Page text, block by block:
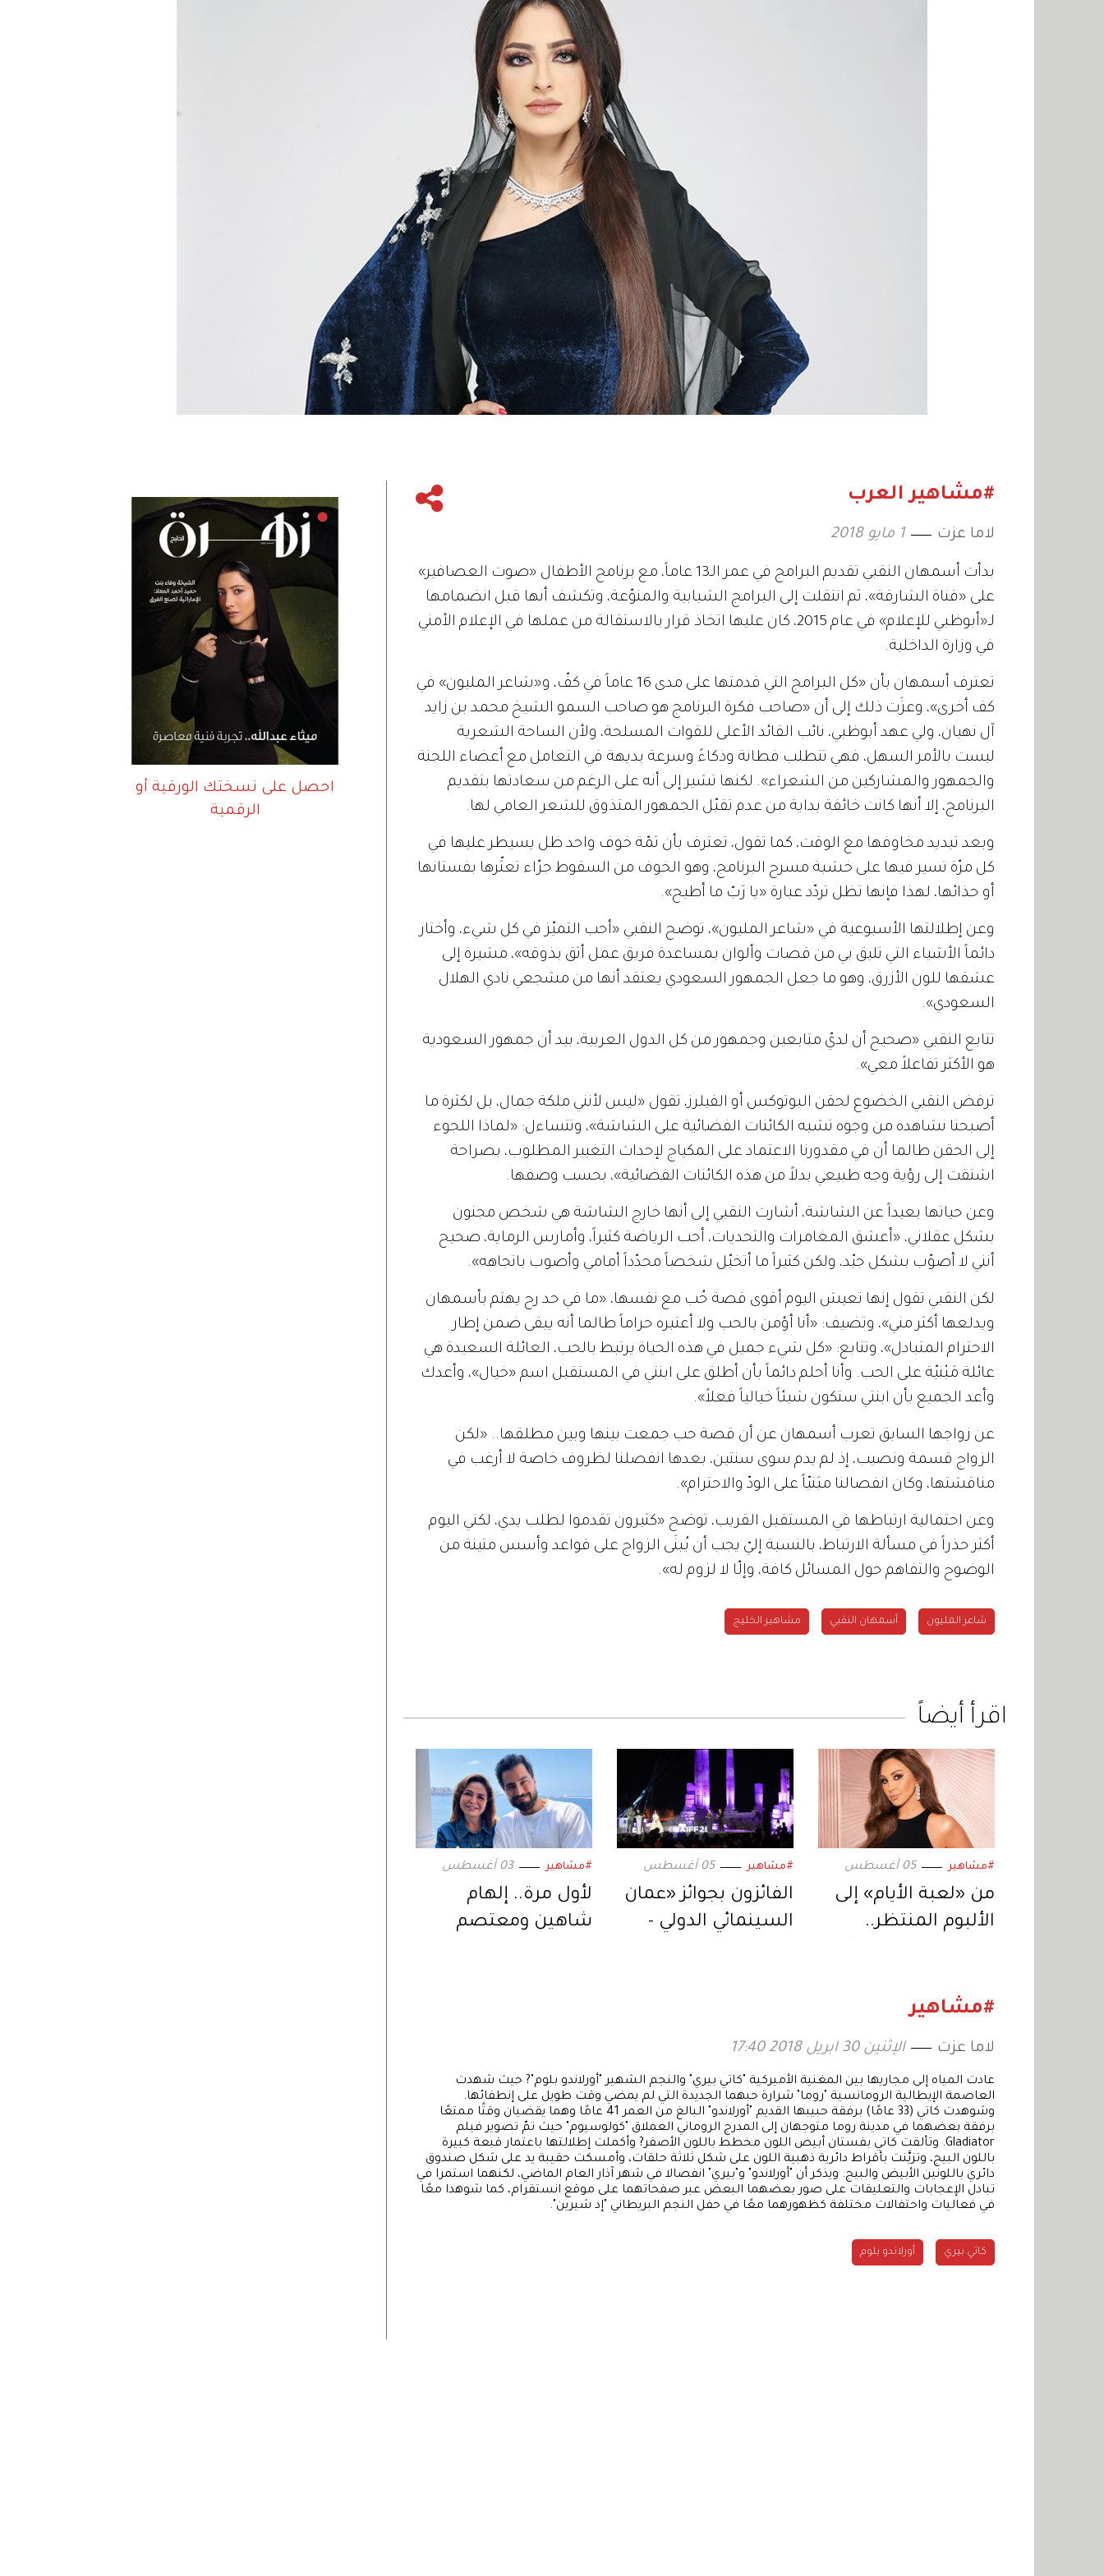
#مشاهير العرب
لاما عزت 1 مايو 2018
بدأت أسمهان النقبي تقديم البرامج في عمر الـ13 عاماً، مع برنامج الأطفال «صوت العصافير»
على «قناة الشارقة»، ثم انتقلت إلى البرامج الشبابية والمنوّعة، وتكشف أنها قبل انضمامها
لـ«أبوظبي للإعلام» في عام 2015، كان عليها اتخاذ قرار بالاستقالة من عملها في الإعلام الأمني
في وزارة الداخلية.
تعترف أسمهان بأن «كل البرامج التي قدمتها على مدى 16 عاماً في كفّ، و«شاعر المليون» في
كف أخرى»، وعزَت ذلك إلى أن «صاحب فكرة البرنامج هو صاحب السمو الشيخ محمد بن زايد
آل نهيان، ولي عهد أبوظبي، نائب القائد الأعلى للقوات المسلحة، ولأن الساحة الشعرية
ليست بالأمر السهل، فهي تتطلب فطانة وذكاءً وسرعة بديهة في التعامل مع أعضاء اللجنة
والجمهور والمشاركين من الشعراء». لكنها تشير إلى أنه على الرغم من سعادتها بتقديم
البرنامج، إلا أنها كانت خائفة بداية من عدم تقبّل الجمهور المتذوق للشعر العامي لها .
وبعد تبديد مخاوفها مع الوقت، كما تقول، تعترف بأن ثمّة خوف واحد ظل يسيطر عليها في
كل مرّة تسير فيها على خشبة مسرح البرنامج، وهو الخوف من السقوط جرّاء تعثّرها بفستانها
أو حذائها، لهذا فإنها تظل تردّد عبارة «يا رَبّ ما أطيح».
وعن إطلالتها الأسبوعية في «شاعر المليون»، توضح النقبي «أحب التميّز في كل شيء، وأختار
دائماً الأشياء التي تليق بي من قصات وألوان بمساعدة فريق عمل أثق بذوقه»، مشيرة إلى
عشقها للون الأزرق، وهو ما جعل الجمهور السعودي يعتقد أنها من مشجعي نادي الهلال
السعودي».
تتابع النقبي «صحيح أن لديّ متابعين وجمهور من كل الدول العربية، بيد أن جمهور السعودية
هو الأكثر تفاعلاً معي».
ترفض النقبي الخضوع لحقن البوتوكس أو الفيلرز، تقول «ليس لأنني ملكة جمال، بل لكثرة ما
أصبحنا نشاهده من وجوه تشبه الكائنات الفضائية على الشاشة»، وتتساءل: «لماذا اللجوء
إلى الحقن طالما أن في مقدورنا الاعتماد على المكياج لإحداث التغيير المطلوب، بصراحة
اشتقت إلى رؤية وجه طبيعي بدلاً من هذه الكائنات الفضائية»، بحسب وصفها .
وعن حياتها بعيداً عن الشاشة، أشارت النقبي إلى أنها خارج الشاشة هي شخص مجنون
بشكل عقلاني، «أعشق المغامرات والتحديات، أحب الرياضة كثيراً، وأمارس الرماية، صحيح
أنني لا أصوّب بشكل جيّد، ولكن كثيراً ما أتخيّل شخصاً محدّداً أمامي وأصوب باتجاهه».
لكن النقبي تقول إنها تعيش اليوم أقوى قصة حُب مع نفسها، «ما في حد رح يهتم بأسمهان
ويدلعها أكثر مني»، وتضيف: «أنا أؤمن بالحب ولا أعتبره حراماً طالما أنه يبقى ضمن إطار
الاحترام المتبادل»، وتتابع: «كل شيء جميل في هذه الحياة يرتبط بالحب، العائلة السعيدة هي
عائلة مَبْنيّة على الحب . وأنا أحلم دائماً بأن أطلق على ابنتي في المستقبل اسم «خيال»، وأعدك
وأعد الجميع بأن ابنتي ستكون شيئاً خيالياً فعلاً».
عن زواجها السابق تعرب أسمهان عن أن قصة حب جمعت بينها وبين مطلقها .. «لكن
الزواج قسمة ونصيب، إذ لم يدم سوى سنتين، بعدها انفصلنا لظروف خاصة لا أرغب في
مناقشتها، وكان انفصالنا مبَنيّاً على الودّ والاحترام».
وعن احتمالية ارتباطها في المستقبل القريب، توضح «كثيرون تقدموا لطلب يدي، لكني اليوم
أكثر حذراً في مسألة الارتباط، بالنسبة إليّ يجب أن يُبنَى الزواج على قواعد وأسس متينة من
الوضوح والتفاهم حول المسائل كافة، وإلّا لا لزوم له».
شاعر المليون أسمهان النقبي مشاهير الخليج
اقرأ أيضاً
#مشاهير 05 أغسطس
من «لعبة الأيام» إلى
الألبوم المنتظر..
#مشاهير 05 أغسطس
الفائزون بجوائز «عمان
السينمائي الدولي -
#مشاهير 03 أغسطس
لأول مرة.. إلهام
شاهين ومعتصم
#مشاهير
لاما عزت الإثنين 30 ابريل 2018 17:40
عادت المياه إلى مجاريها بين المغنية الأميركية "كاتي بيري" والنجم الشهير "أورلاندو بلوم"? حيث شهدت
العاصمة الإيطالية الرومانسية "روما" شرارة حبهما الجديدة التي لم يمضي وقت طويل على إنطفائها.
وشوهدت كاتي (33 عامًا) برفقة حبيبها القديم "أورلاندو" البالغ من العمر 41 عامًا وهما يقضيان وقتًا ممتعًا
برفقة بعضهما في مدينة روما متوجهان إلى المدرج الروماني العملاق "كولوسيوم" حيث تمّ تصوير فيلم
Gladiator. وتألقت كاتي بفستان أبيض اللون مخطط باللون الأصفر? وأكملت إطلالتها باعتمار قبعة كبيرة
باللون البيج، وتزيَّنت بأقراط دائرية ذهبية اللون على شكل ثلاثة حلقات، وأمسكت حقيبة يد على شكل صندوق
دائري باللونين الأبيض والبيج. ويذكر أن "أورلاندو" و"بيري" انفصالا في شهر آذار العام الماضي، لكنهما استمرا في
تبادل الإعجابات والتعليقات على صور بعضهما البعض عبر صفحاتهما على موقع انستقرام، كما شوهدا معًا
في فعاليات واحتفالات مختلفة كظهورهما معًا في حفل النجم البريطاني "إد شيرين".
كاتي بيري أورلاندو بلوم
احصل على نسختك الورقية أو
الرقمية